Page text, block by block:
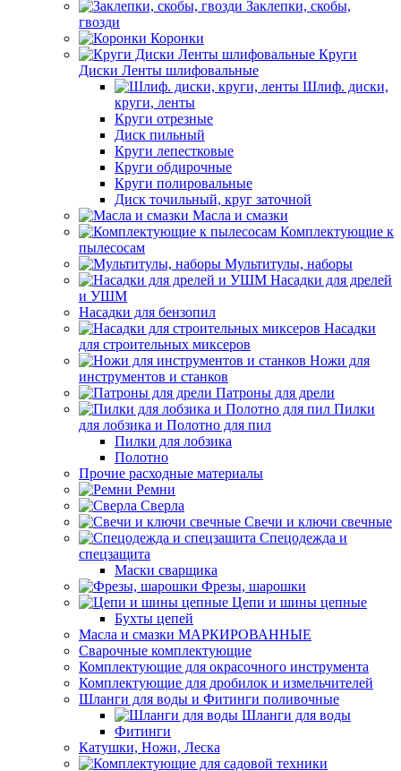
Заклепки, скобы,
гвозди
Коронки
Круги
Диски Ленты шлифовальные
Шлиф. диски,
круги, ленты
Круги отрезные
Диск пильный
Круги лепестковые
Круги обдирочные
Круги полировальные
Диск точильный, круг заточной
Масла и смазки
Комплектующие к
пылесосам
Мультитулы, наборы
Насадки для дрелей
и УШМ
Насадки для бензопил
Насадки
для строительных миксеров
Ножи для
инструментов и станков
Патроны для дрели
Пилки
для лобзика и Полотно для пил
Пилки для лобзика
Полотно
Прочие расходные материалы
Ремни
Сверла
Свечи и ключи свечные
Спецодежда и
спецзащита
Маски сварщика
Фрезы, шарошки
Цепи и шины цепные
Бухты цепей
Масла и смазки МАРКИРОВАННЫЕ
Сварочные комплектующие
Комплектующие для окрасочного инструмента
Комплектующие для дробилок и измельчителей
Шланги для воды и Фитинги поливочные
Шланги для воды
Фитинги
Катушки, Ножи, Леска